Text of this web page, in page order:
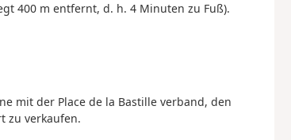
400 m entfernt, d. h. 4 Minuten zu Fuß).
mit der Place de la Bastille verband, den
zu verkaufen.